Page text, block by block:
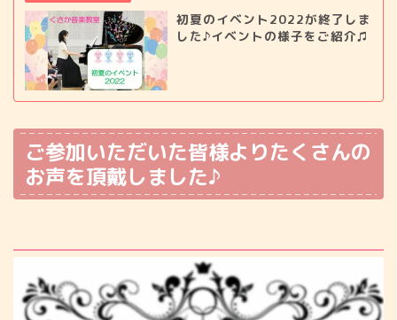
初夏のイベント2022が終了しま
した♪イベントの様子をご紹介♫
ご参加いただいた皆様よりたくさんの
お声を頂戴しました♪